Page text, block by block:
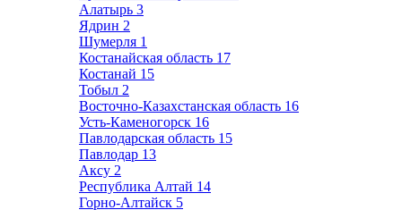
Алатырь 3
Ядрин 2
Шумерля 1
Костанайская область 17
Костанай 15
Тобыл 2
Восточно-Казахстанская область 16
Усть-Каменогорск 16
Павлодарская область 15
Павлодар 13
Аксу 2
Республика Алтай 14
Горно-Алтайск 5